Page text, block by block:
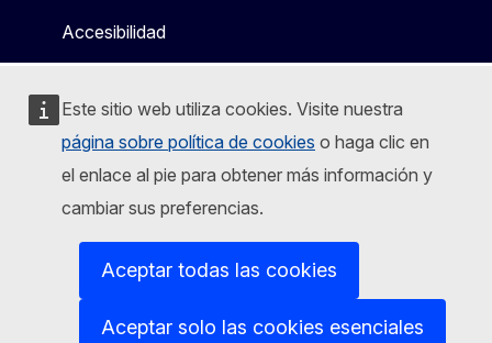
Este sitio web utiliza cookies. Visite nuestra
página sobre política de cookies o haga clic en
el enlace al pie para obtener más información y
cambiar sus preferencias.
Aceptar todas las cookies
Aceptar solo las cookies esenciales
Accesibilidad